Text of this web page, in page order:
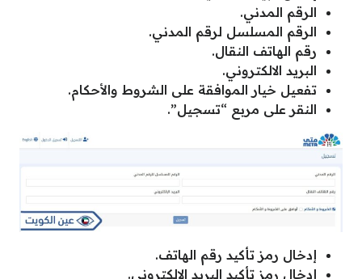
الرقم المدني.
الرقم المسلسل لرقم المدني.
رقم الهاتف النقال.
البريد الالكتروني.
تفعيل خيار الموافقة على الشروط والأحكام.
النقر على مربع “تسجيل”.
إدخال رمز تأكيد رقم الهاتف.
إدخال رمز تأكيد البريد الالكتروني.